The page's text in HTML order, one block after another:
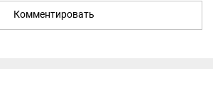
Комментировать